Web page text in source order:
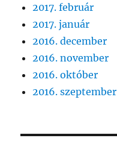
2017. február
2017. január
2016. december
2016. november
2016. október
2016. szeptember